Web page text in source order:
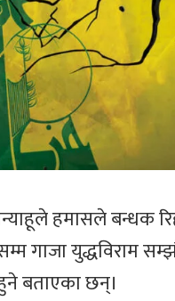
हमासले बन्धक
गाजा युद्धविराम
बताएका छन्।